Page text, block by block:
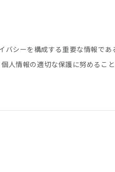
シーを構成する重要な情報で
情報の適切な保護に努めるこ